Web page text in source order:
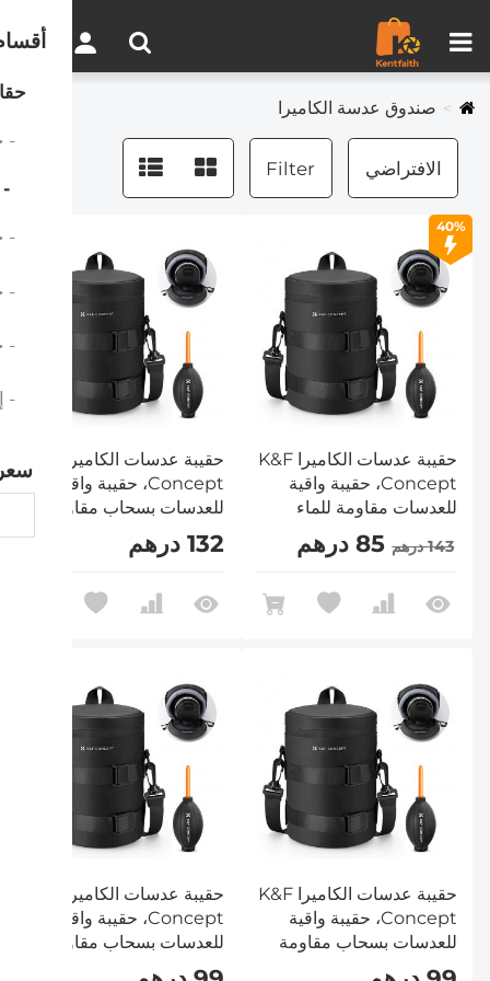
0
صندوق عدسة الكاميرا
-
-
-
-
-
-
الافتراضي Filter
40%
حقيبة عدسات الكاميرا K&F
Concept، حقيبة واقية
للعدسات مقاومة للماء
بسحاب، حقيبة حمل
عدسات الكاميرا تناسب
عن 4.3 × 8.7 (عمق ×
143 درهم 85 درهم
Concept، حقيبة واقية
للعدسات بسحاب مقاومة
للماء، حقيبة حمل عدسات
الكاميرا تناسب العدسات
7.1 (عمق × ارتفاع) - طول
132 درهم
حقيبة عدسات الكاميرا K&F
Concept، حقيبة واقية
للعدسات بسحاب مقاومة
للماء، حقيبة حمل عدسات
Concept، حقيبة واقية
للعدسات بسحاب مقاومة
للماء، حقيبة حمل عدسات